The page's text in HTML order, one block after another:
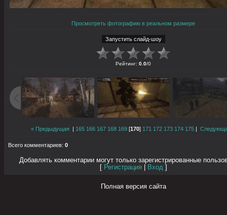
Просмотреть фотографию в реальном размере
Рейтинг: 0.0/0
« Предыдущая | 165 166 167 168 169 [170] 171 172 173 174 175 |
Всего комментариев: 0
Добавлять комментарии могут только зарегистрированные
Регистрация Вход
Полная версия сайта